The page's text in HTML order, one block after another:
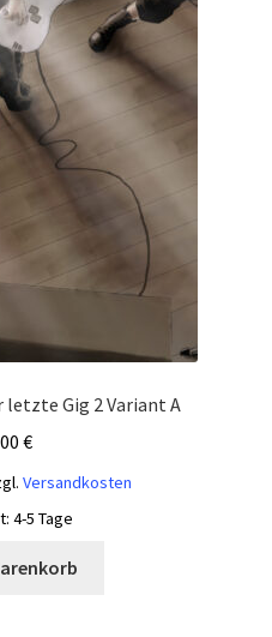
letzte Gig 2 Variant A
€
Versandkosten
4-5 Tage